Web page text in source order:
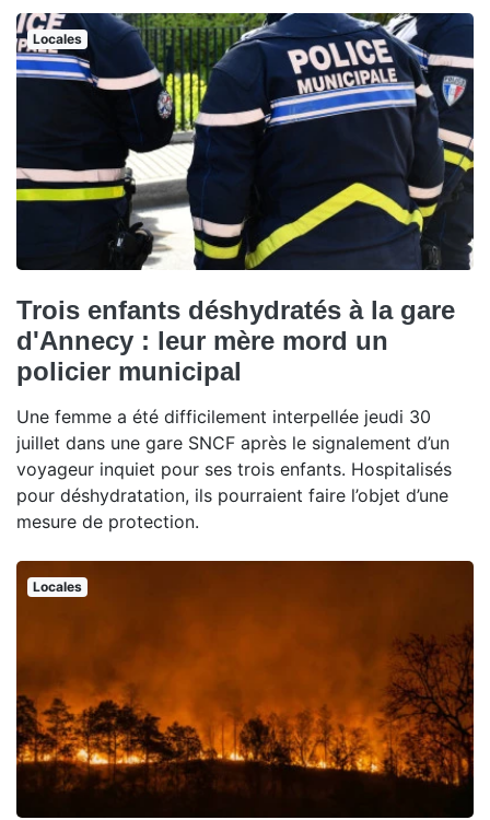
Locales
Trois enfants déshydratés à la gare
d'Annecy : leur mère mord un
policier municipal
Une femme a été difficilement interpellée jeudi 30
juillet dans une gare SNCF après le signalement d’un
voyageur inquiet pour ses trois enfants. Hospitalisés
pour déshydratation, ils pourraient faire l’objet d’une
mesure de protection.
Locales